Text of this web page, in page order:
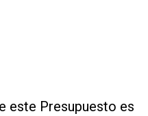
este Presupuesto es